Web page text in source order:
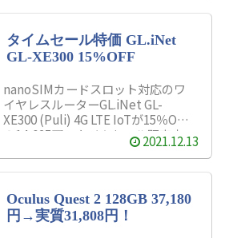
タイムセール特価 GL.iNet
GL-XE300 15%OFF
nanoSIMカードスロット対応のワ
イヤレスルーターGL.iNet GL-
XE300 (Puli) 4G LTE IoTが15％OFF
の14,025円でタイムセール販売中で
す。自宅ではイーサネットで、外出
先では4G LTE無線ネットワークで、
ターです。VPNサーバー機能も有し
ています。
2021.12.13
Oculus Quest 2 128GB 37,180
円→実質31,808円！